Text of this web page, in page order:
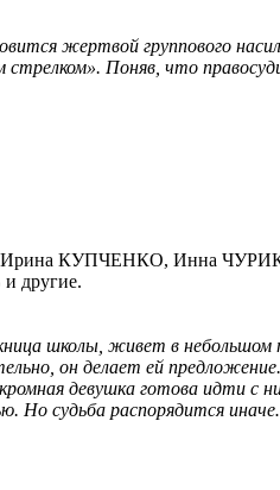
жертвой группового
Поняв, что
КУПЧЕНКО, Инна
другие.
школы, живет в небольшом
он делает ей
девушка готова идти с
Но судьба распорядится